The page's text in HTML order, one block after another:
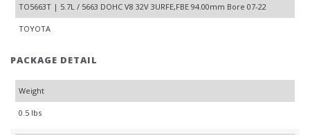
TO5663T | 5.7L / 5663 DOHC V8 32V 3URFE,FBE 94.00mm Bore 07-22
TOYOTA
PACKAGE DETAIL
Weight
0.5 lbs